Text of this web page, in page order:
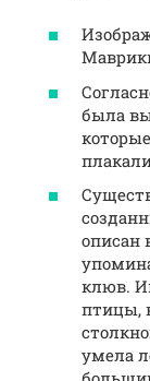
была
описан
клюв.
птицы,
умела